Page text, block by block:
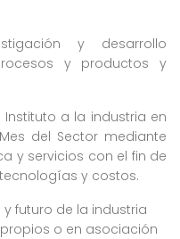
y desarrollo
y productos y
a la industria en
del Sector mediante
y servicios con el fin de
y costos.
futuro de la industria
o en asociación